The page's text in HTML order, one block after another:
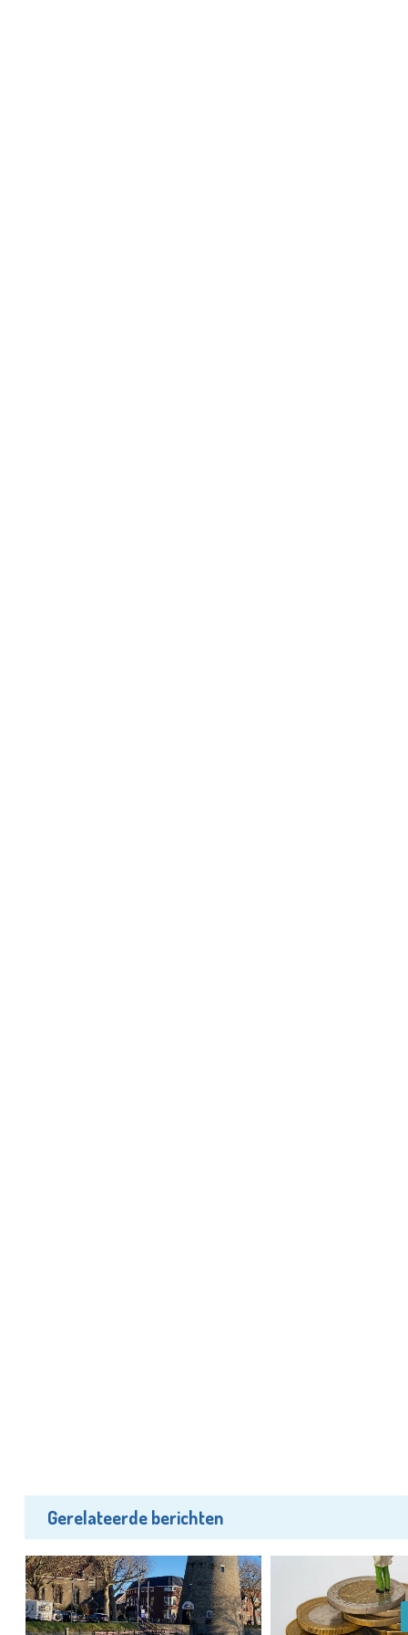
Gerelateerde berichten